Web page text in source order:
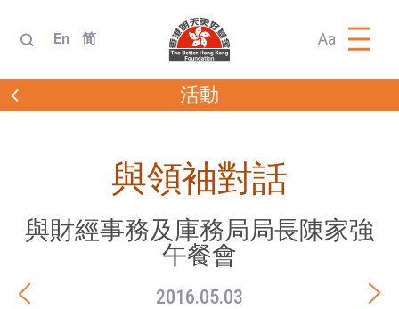
En 简 Aa
活動
與領袖對話
與財經事務及庫務局局長陳家強
午餐會
2016.05.03